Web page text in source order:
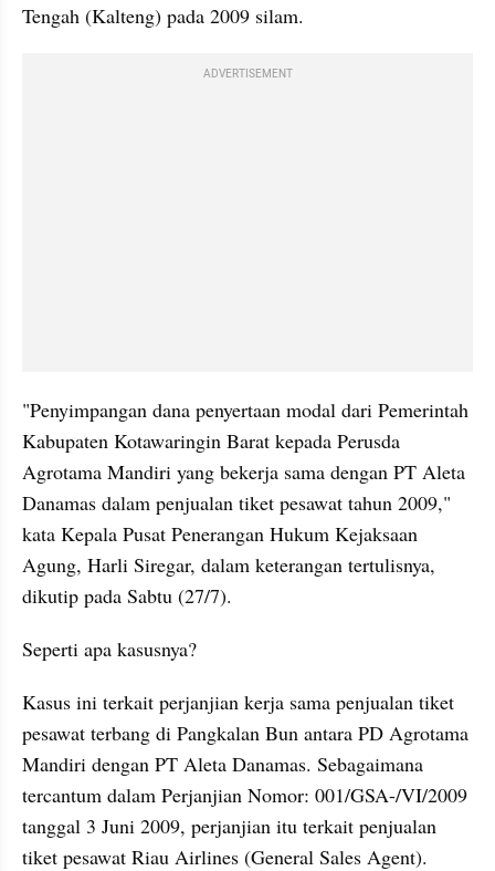
Tengah (Kalteng) pada 2009 silam.
ADVERTISEMENT
"Penyimpangan dana penyertaan modal dari Pemerintah
Kabupaten Kotawaringin Barat kepada Perusda
Agrotama Mandiri yang bekerja sama dengan PT Aleta
Danamas dalam penjualan tiket pesawat tahun 2009,"
kata Kepala Pusat Penerangan Hukum Kejaksaan
Agung, Harli Siregar, dalam keterangan tertulisnya,
dikutip pada Sabtu (27/7).
Seperti apa kasusnya?
Kasus ini terkait perjanjian kerja sama penjualan tiket
pesawat terbang di Pangkalan Bun antara PD Agrotama
Mandiri dengan PT Aleta Danamas. Sebagaimana
tercantum dalam Perjanjian Nomor: 001/GSA-/VI/2009
tanggal 3 Juni 2009, perjanjian itu terkait penjualan
tiket pesawat Riau Airlines (General Sales Agent).